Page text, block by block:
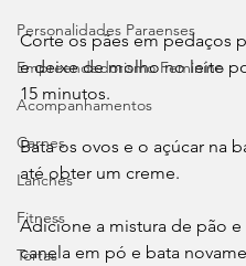
Personalidades Paraenses
Empreendedorismo Feminino
Acompanhamentos
Carnes
Lanches
Fitness
Tortas
Corte os pães em pedaços
e deixe de molho no leite
15 minutos.
Bata os ovos e o açúcar na
até obter um creme.
Adicione a mistura de pão e
canela em pó e bata